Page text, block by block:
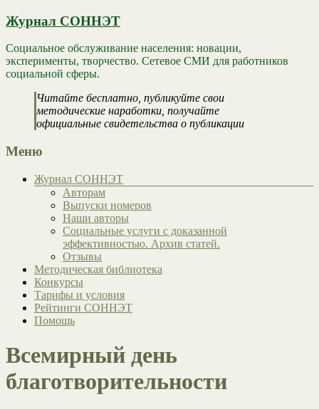
Журнал СОННЭТ
Социальное обслуживание населения: новации,
эксперименты, творчество. Сетевое СМИ для работников
социальной сферы.
Читайте бесплатно, публикуйте свои
методические наработки, получайте
официальные свидетельства о публикации
Меню
Журнал СОННЭТ
Авторам
Выпуски номеров
Наши авторы
Социальные услуги с доказанной
эффективностью. Архив статей.
Отзывы
Методическая библиотека
Конкурсы
Тарифы и условия
Рейтинги СОННЭТ
Помощь
Всемирный день
благотворительности